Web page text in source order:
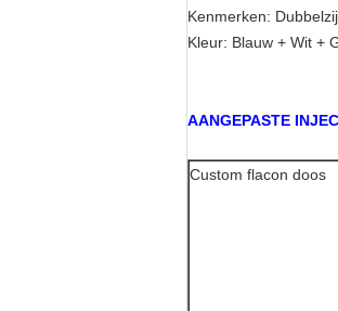
Kenmerken:
Kleur: Blauw + Wit +
AANGEPASTE
Custom flacon doos